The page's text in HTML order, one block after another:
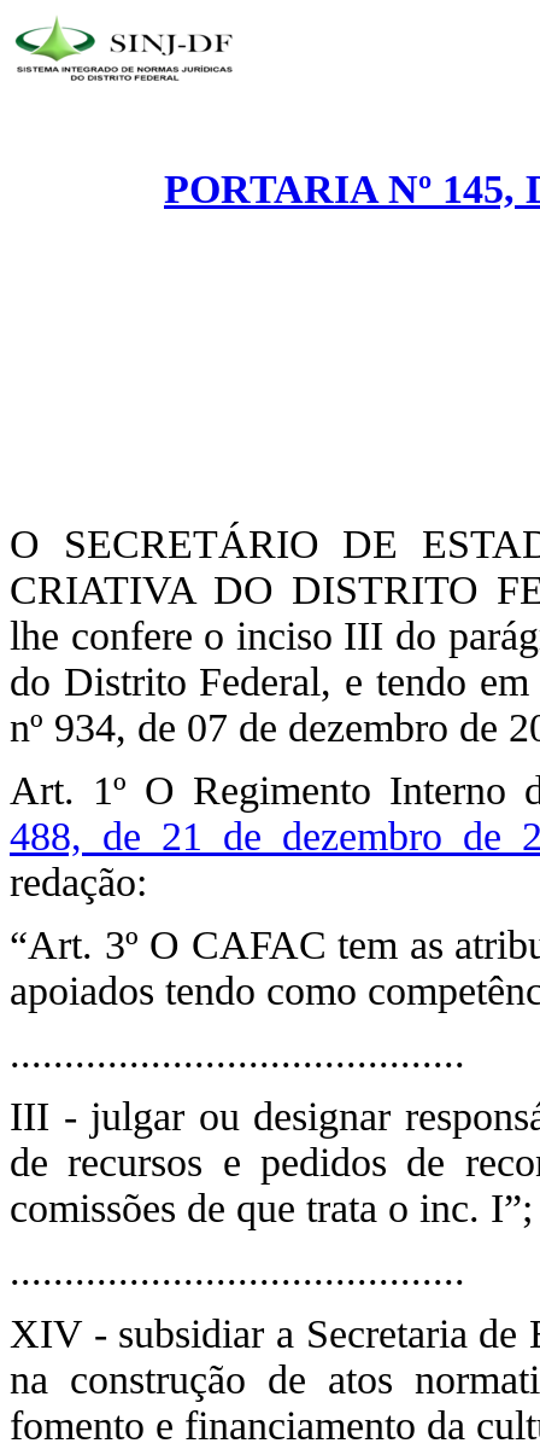
PORTARIA Nº 145,
O SECRETÁRIO DE
CRIATIVA DO DISTRITO
lhe confere o inciso III do
do Distrito Federal, e tendo
nº 934, de 07 de dezembro de
Art. 1º O Regimento Interno
488, de 21 de dezembro de
redação:
“Art. 3º O CAFAC tem as
apoiados tendo como
..........................................
III - julgar ou designar
de recursos e pedidos de
comissões de que trata o inc. I”;
..........................................
XIV - subsidiar a Secretaria de
na construção de atos
fomento e financiamento da